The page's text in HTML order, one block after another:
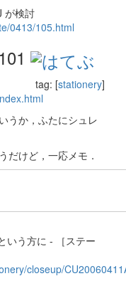
が検討
0413/105.html
tag: [stationery]
うか，ふたにシュレ
だけど，一応メモ．
いう方に - ［ステー
closeup/